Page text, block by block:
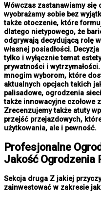
Wówczas zastanawiamy
wyobrażamy sobie bez
także otoczenie, które
dlatego nietypowego, że
odgrywają decydującą rolę
własnej posiadłości.
tylko i wyłącznie temat
prywatności i
mnogim wyborom, które
aktualnych opcjach takich
palisadowe, ogrodzenia
także innowacyjne czołowe
Zrecenzujemy także atuty
przejść przejazdowych,
użytkowania, ale i pewność.
Profesjonalne
Jakość Ogrodzenia
Sekcja druga Z jakiej
zainwestować w zakresie